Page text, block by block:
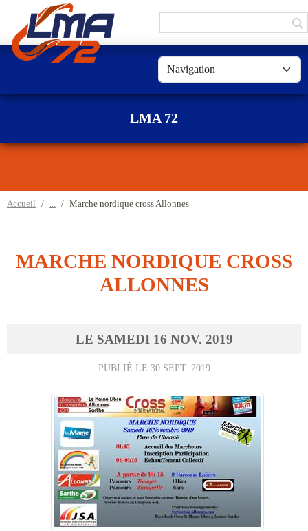
LMA 72
Accueil Marche nordique cross Allonnes
MARCHE NORDIQUE CROSS
ALLONNES
LE SAMEDI 16 NOV. 2019
PUBLIÉ LE 30 SEPT. 2019
Panneau de gestion des cookies